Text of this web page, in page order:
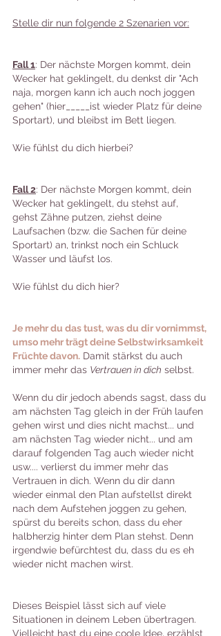
Stelle dir nun folgende 2 Szenarien vor:
Fall 1: Der nächste Morgen kommt, dein
Wecker hat geklingelt, du denkst dir "Ach
naja, morgen kann ich auch noch joggen
gehen" (hier_____ist wieder Platz für deine
Sportart), und bleibst im Bett liegen.
Wie fühlst du dich hierbei?
Fall 2: Der nächste Morgen kommt, dein
Wecker hat geklingelt, du stehst auf,
gehst Zähne putzen, ziehst deine
Laufsachen (bzw. die Sachen für deine
Sportart) an, trinkst noch ein Schluck
Wasser und läufst los.
Wie fühlst du dich hier?
Je mehr du das tust, was du dir vornimmst,
umso mehr trägt deine Selbstwirksamkeit
Früchte davon. Damit stärkst du auch
immer mehr das Vertrauen in dich selbst.
Wenn du dir jedoch abends sagst, dass du
am nächsten Tag gleich in der Früh laufen
gehen wirst und dies nicht machst... und
am nächsten Tag wieder nicht... und am
darauf folgenden Tag auch wieder nicht
usw.... verlierst du immer mehr das
Vertrauen in dich. Wenn du dir dann
wieder einmal den Plan aufstellst direkt
nach dem Aufstehen joggen zu gehen,
spürst du bereits schon, dass du eher
halbherzig hinter dem Plan stehst. Denn
irgendwie befürchtest du, dass du es eh
wieder nicht machen wirst.
Dieses Beispiel lässt sich auf viele
Situationen in deinem Leben übertragen.
Vielleicht hast du eine coole Idee, erzählst